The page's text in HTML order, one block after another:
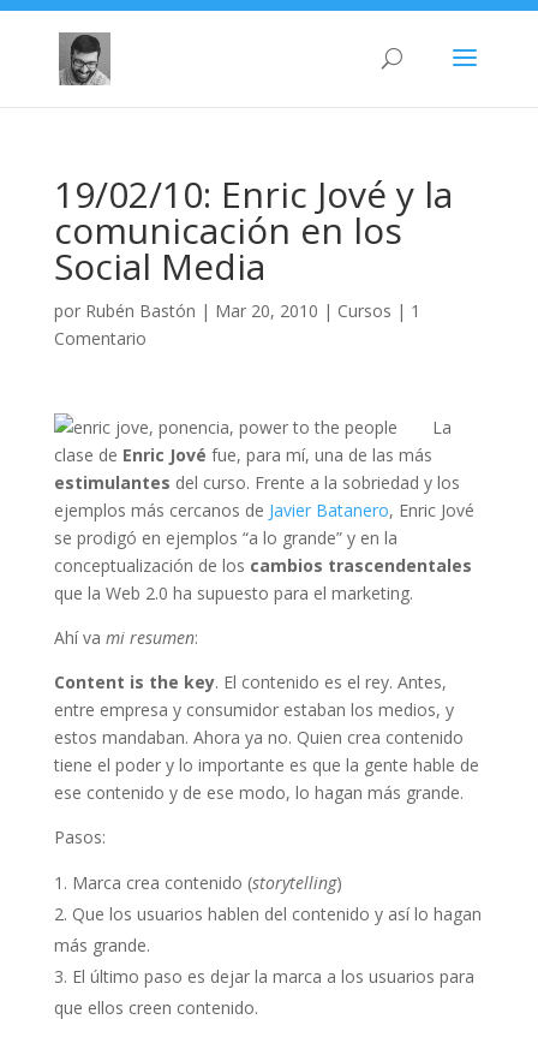
19/02/10: Enric Jové y la
comunicación en los
Social Media
por Rubén Bastón | Mar 20, 2010 | Cursos | 1
Comentario
La
clase de Enric Jové fue, para mí, una de las más
estimulantes del curso. Frente a la sobriedad y los
ejemplos más cercanos de Javier Batanero, Enric Jové
se prodigó en ejemplos “a lo grande” y en la
conceptualización de los cambios trascendentales
que la Web 2.0 ha supuesto para el marketing.
Ahí va mi resumen:
Content is the key. El contenido es el rey. Antes,
entre empresa y consumidor estaban los medios, y
estos mandaban. Ahora ya no. Quien crea contenido
tiene el poder y lo importante es que la gente hable de
ese contenido y de ese modo, lo hagan más grande.
Pasos:
Marca crea contenido (storytelling)
Que los usuarios hablen del contenido y así lo hagan
más grande.
El último paso es dejar la marca a los usuarios para
que ellos creen contenido.